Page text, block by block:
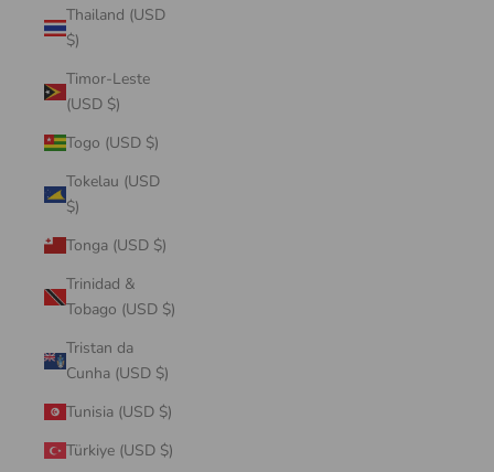
Thailand (USD
$)
Timor-Leste
(USD $)
Togo (USD $)
Tokelau (USD
$)
Tonga (USD $)
Trinidad &
Tobago (USD $)
Tristan da
Cunha (USD $)
Tunisia (USD $)
Türkiye (USD $)